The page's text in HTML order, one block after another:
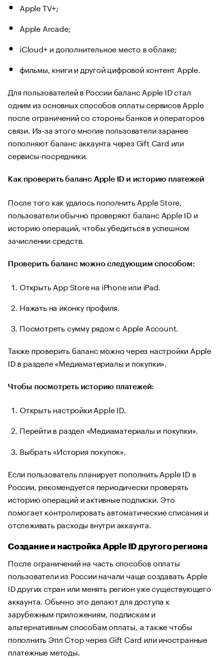
Apple TV+;
Apple Arcade;
iCloud+ и дополнительное место в облаке;
фильмы, книги и другой цифровой контент Apple.
Для пользователей в России баланс Apple ID стал
одним из основных способов оплаты сервисов Apple
после ограничений со стороны банков и операторов
связи. Из-за этого многие пользователи заранее
пополняют баланс аккаунта через Gift Card или
сервисы-посредники.
Как проверить баланс Apple ID и историю платежей
После того как удалось пополнить Apple Store,
пользователи обычно проверяют баланс Apple ID и
историю операций, чтобы убедиться в успешном
зачислении средств.
Проверить баланс можно следующим способом:
Открыть App Store на iPhone или iPad.
Нажать на иконку профиля.
Посмотреть сумму рядом с Apple Account.
Также проверить баланс можно через настройки Apple
ID в разделе «Медиаматериалы и покупки».
Чтобы посмотреть историю платежей:
Открыть настройки Apple ID.
Перейти в раздел «Медиаматериалы и покупки».
Выбрать «История покупок».
Если пользователь планирует пополнить Apple ID в
России, рекомендуется периодически проверять
историю операций и активные подписки. Это
помогает контролировать автоматические списания и
отслеживать расходы внутри аккаунта.
Создание и настройка Apple ID другого региона
После ограничений на часть способов оплаты
пользователи из России начали чаще создавать Apple
ID других стран или менять регион уже существующего
аккаунта. Обычно это делают для доступа к
зарубежным приложениям, подпискам и
альтернативным способам оплаты, а также чтобы
пополнить Эпл Стор через Gift Card или иностранные
платежные методы.